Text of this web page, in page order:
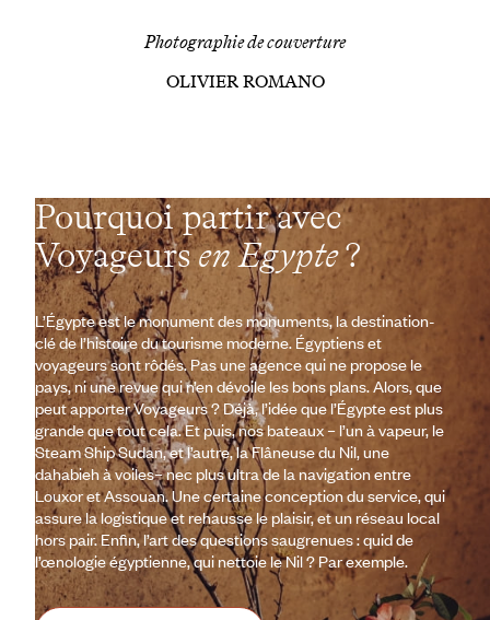
Photographie de couverture
OLIVIER ROMANO
Pourquoi partir avec
Voyageursen Egypte?
L’Égypte est le monument des monuments, la destination-
clé de l’histoire du tourisme moderne. Égyptiens et
voyageurs sont rôdés. Pas une agence qui ne propose le
pays, ni une revue qui n’en dévoile les bons plans. Alors, que
peut apporter Voyageurs ? Déjà, l’idée que l’Égypte est plus
grande que tout cela. Et puis, nos bateaux – l’un à vapeur, le
Steam Ship Sudan, et l’autre, la Flâneuse du Nil, une
dahabieh à voiles– nec plus ultra de la navigation entre
Louxor et Assouan. Une certaine conception du service, qui
assure la logistique et rehausse le plaisir, et un réseau local
hors pair. Enfin, l’art des questions saugrenues : quid de
l’œnologie égyptienne, qui nettoie le Nil ? Par exemple.